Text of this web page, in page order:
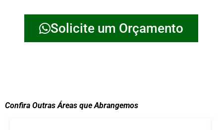
Solicite um Orçamento
Confira Outras Áreas que Abrangemos